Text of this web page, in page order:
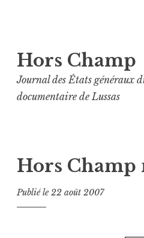
au
contenu
principal
Hors Champ
Journal des États généraux
documentaire de Lussas
Hors Champ
Publié le22 août 2007